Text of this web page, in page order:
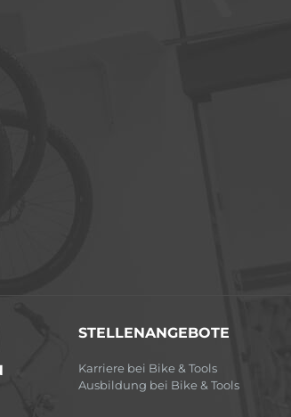
STELLENANGEBOTE
Karriere bei Bike & Tools
Ausbildung bei Bike & Tools